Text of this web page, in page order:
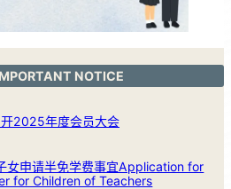
NOTICE
2025年度会员大会
女申请半免学费事宜Application for
for Children of Teachers